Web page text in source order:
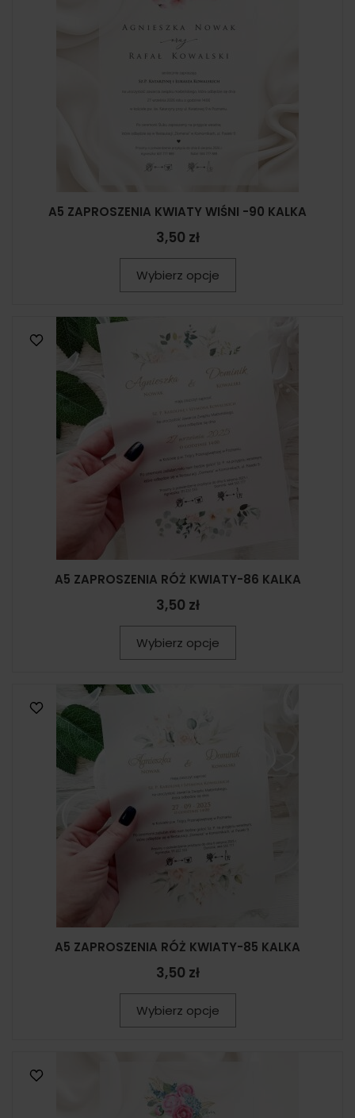
A5 ZAPROSZENIA KWIATY WIŚNI -90 KALKA
3,50 zł
Wybierz opcje
A5 ZAPROSZENIA RÓŻ KWIATY-86 KALKA
3,50 zł
Wybierz opcje
A5 ZAPROSZENIA RÓŻ KWIATY-85 KALKA
3,50 zł
Wybierz opcje